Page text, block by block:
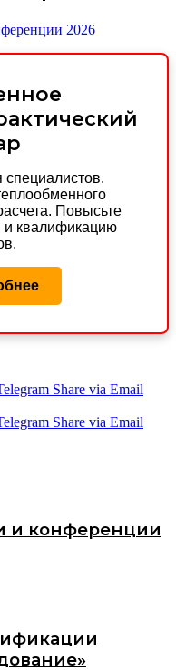
2026
Повысьте
и квалификацию
Share via Email
Share via Email
и конференции